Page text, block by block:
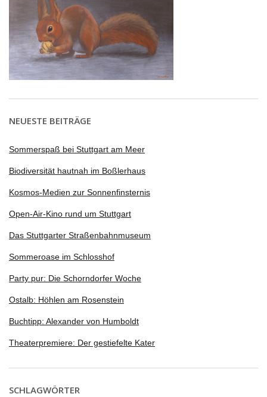
NEUESTE BEITRÄGE
Sommerspaß bei Stuttgart am Meer
Biodiversität hautnah im Boßlerhaus
Kosmos-Medien zur Sonnenfinsternis
Open-Air-Kino rund um Stuttgart
Das Stuttgarter Straßenbahnmuseum
Sommeroase im Schlosshof
Party pur: Die Schorndorfer Woche
Ostalb: Höhlen am Rosenstein
Buchtipp: Alexander von Humboldt
Theaterpremiere: Der gestiefelte Kater
SCHLAGWÖRTER